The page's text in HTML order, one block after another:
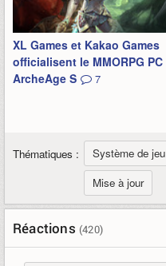
XL Games et Kakao Games
officialisent le MMORPG PC
ArcheAge S
7
Thématiques : Système de jeu
Mise à jour
Réactions (420)